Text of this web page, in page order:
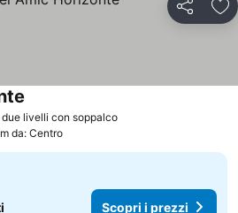
Condividi
livelli con soppalco
da: Centro
Scopri i prezzi